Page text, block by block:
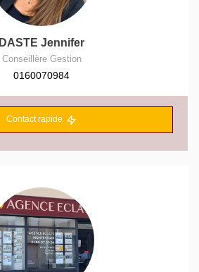
DASTE Jennifer
Conseillère Gestion
0160070984
Contact rapide